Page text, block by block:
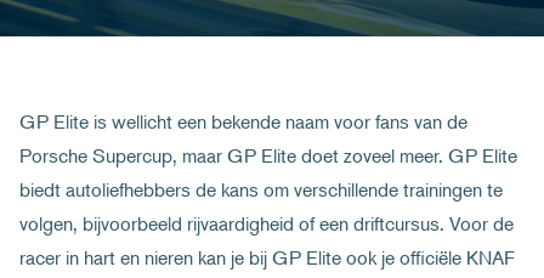
GP Elite is wellicht een bekende naam voor fans van de
Porsche Supercup, maar GP Elite doet zoveel meer. GP Elite
biedt autoliefhebbers de kans om verschillende trainingen te
volgen, bijvoorbeeld rijvaardigheid of een driftcursus. Voor de
racer in hart en nieren kan je bij GP Elite ook je officiële KNAF